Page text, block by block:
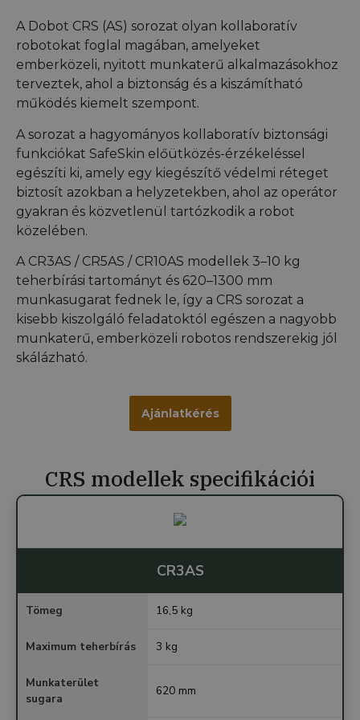
A Dobot CRS (AS) sorozat olyan kollaboratív
robotokat foglal magában, amelyeket
emberközeli, nyitott munkaterű alkalmazásokhoz
terveztek, ahol a biztonság és a kiszámítható
működés kiemelt szempont.
A sorozat a hagyományos kollaboratív biztonsági
funkciókat SafeSkin előütközés-érzékeléssel
egészíti ki, amely egy kiegészítő védelmi réteget
biztosít azokban a helyzetekben, ahol az operátor
gyakran és közvetlenül tartózkodik a robot
közelében.
A CR3AS / CR5AS / CR10AS modellek 3–10 kg
teherbírási tartományt és 620–1300 mm
munkasugarat fednek le, így a CRS sorozat a
kisebb kiszolgáló feladatoktól egészen a nagyobb
munkaterű, emberközeli robotos rendszerekig jól
skálázható.
Ajánlatkérés
CRS modellek specifikációi
CR3AS
Tömeg 16,5 kg
Maximum teherbírás 3 kg
Munkaterület
sugara
620 mm